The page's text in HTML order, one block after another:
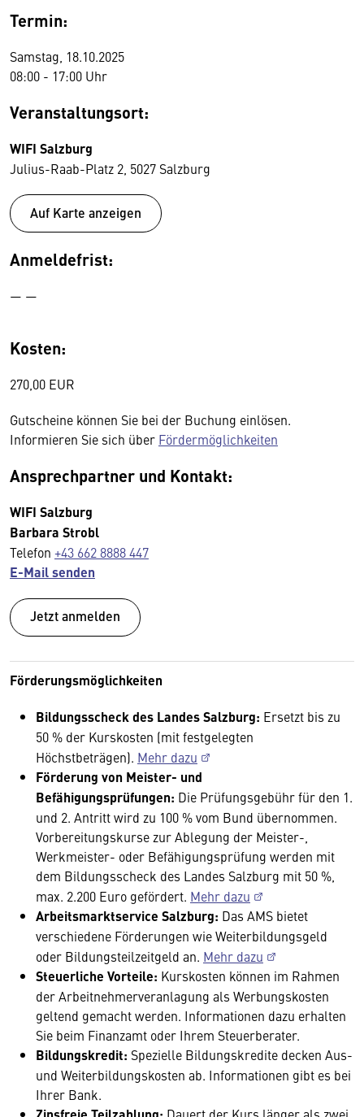
Termin:
Samstag, 18.10.2025
08:00 - 17:00 Uhr
Veranstaltungsort:
WIFI Salzburg
Julius-Raab-Platz 2, 5027 Salzburg
Auf Karte anzeigen
Anmeldefrist:
— —
Kosten:
270,00 EUR
Gutscheine können Sie bei der Buchung einlösen.
Informieren Sie sich über Fördermöglichkeiten
Ansprechpartner und Kontakt:
WIFI Salzburg
Barbara Strobl
Telefon +43 662 8888 447
E-Mail senden
Jetzt anmelden
Förderungsmöglichkeiten
Bildungsscheck des Landes Salzburg: Ersetzt bis zu
50 % der Kurskosten (mit festgelegten
Höchstbeträgen). Mehr dazu
Förderung von Meister- und
Befähigungsprüfungen: Die Prüfungsgebühr für den 1.
und 2. Antritt wird zu 100 % vom Bund übernommen.
Vorbereitungskurse zur Ablegung der Meister-,
Werkmeister- oder Befähigungsprüfung werden mit
dem Bildungsscheck des Landes Salzburg mit 50 %,
max. 2.200 Euro gefördert. Mehr dazu
Arbeitsmarktservice Salzburg: Das AMS bietet
verschiedene Förderungen wie Weiterbildungsgeld
oder Bildungsteilzeitgeld an. Mehr dazu
Steuerliche Vorteile: Kurskosten können im Rahmen
der Arbeitnehmerveranlagung als Werbungskosten
geltend gemacht werden. Informationen dazu erhalten
Sie beim Finanzamt oder Ihrem Steuerberater.
Bildungskredit: Spezielle Bildungskredite decken Aus-
und Weiterbildungskosten ab. Informationen gibt es bei
Ihrer Bank.
Dauert der Kurs länger als zwei